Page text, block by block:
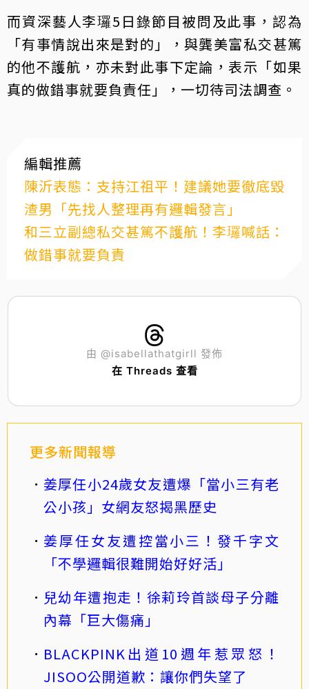
而資深藝人李㼈5日錄節目被問及此事，認為
「有事情說出來是對的」，與龔美富私交甚篤
的他不護航，亦未對此事下定論，表示「如果
真的做錯事就要負責任」，一切待司法調查。
編輯推薦
陳沂表態：支持江祖平！建議她要徹底毀
渣男「先找人整理再有邏輯發言」
和三立副總私交甚篤不護航！李㼈喊話：
做錯事就要負責
由 @isabellathatgirll 發佈
在 Threads 查看
更多新聞報導
姜厚任小24歲女友遭爆「當小三有老
公小孩」女網友怒揭黑歷史
姜厚任女友遭控當小三！發千字文
「不學邏輯很難開始好好活」
兒幼年遭抱走！徐莉玲首談母子分離
內幕「巨大傷痛」
BLACKPINK出道10週年惹眾怒！
JISOO公開道歉：讓你們失望了